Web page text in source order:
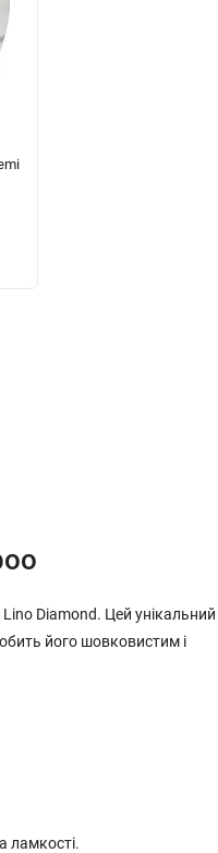
Diamond. Цей унікальний
його шовковистим і
ламкості.